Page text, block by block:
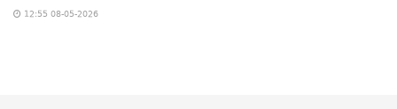
12:55 08-05-2026